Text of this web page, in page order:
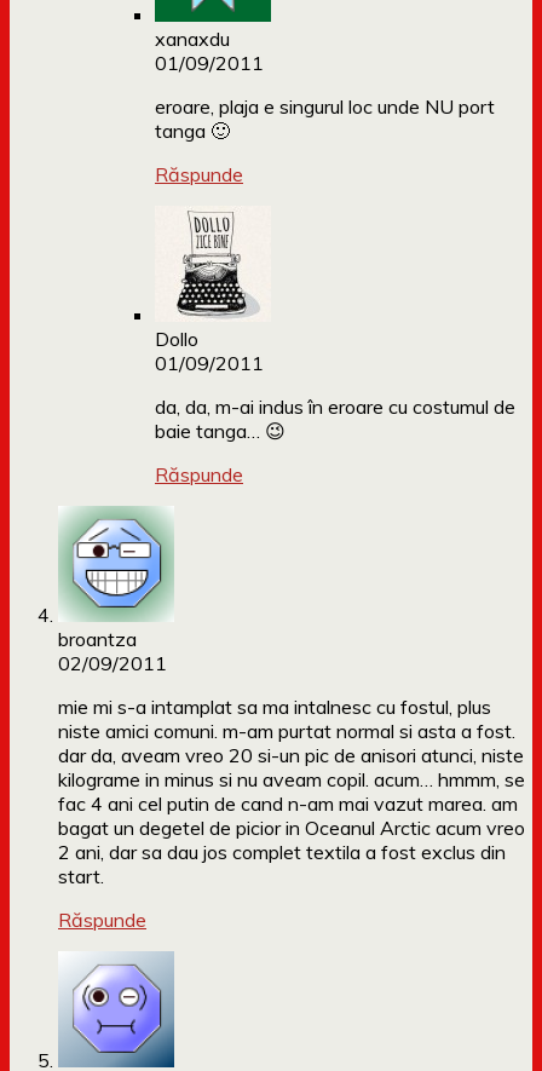
xanaxdu
01/09/2011
eroare, plaja e singurul loc unde NU port
tanga 🙂
Răspunde
Dollo
01/09/2011
da, da, m-ai indus în eroare cu costumul de
baie tanga… 😉
Răspunde
broantza
02/09/2011
mie mi s-a intamplat sa ma intalnesc cu fostul, plus
niste amici comuni. m-am purtat normal si asta a fost.
dar da, aveam vreo 20 si-un pic de anisori atunci, niste
kilograme in minus si nu aveam copil. acum… hmmm, se
fac 4 ani cel putin de cand n-am mai vazut marea. am
bagat un degetel de picior in Oceanul Arctic acum vreo
2 ani, dar sa dau jos complet textila a fost exclus din
start.
Răspunde